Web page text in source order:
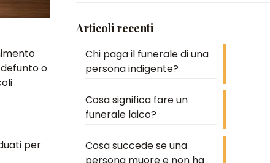
o
per
Articoli recenti
Chi paga il funerale di una
persona indigente?
Cosa significa fare un
funerale laico?
Cosa succede se una